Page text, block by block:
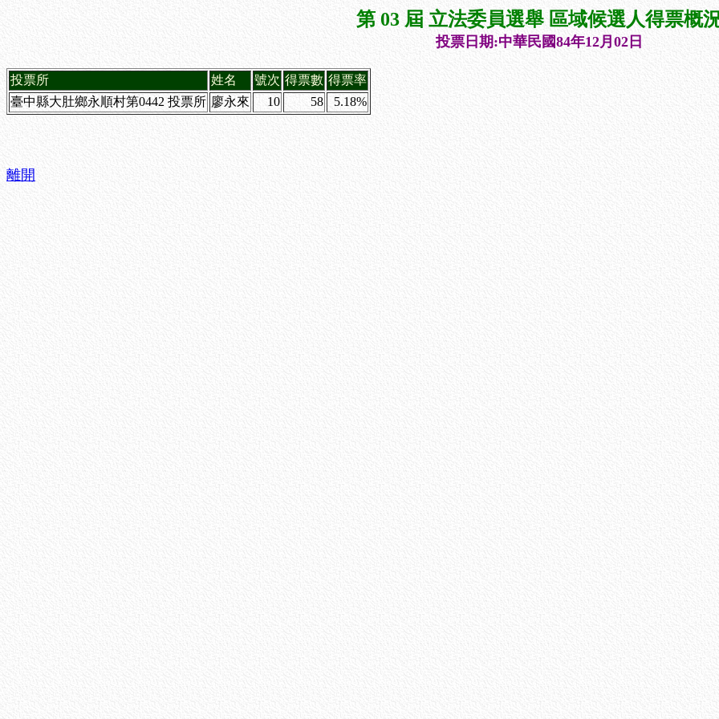
第 03 屆 立法委員選舉 區域候選人得票概
投票日期:中華民國84年12月02日
投票所 姓名 號次 得票數 得票率
臺中縣大肚鄉永順村第0442 投票所 廖永來 10 58 5.18%
離開